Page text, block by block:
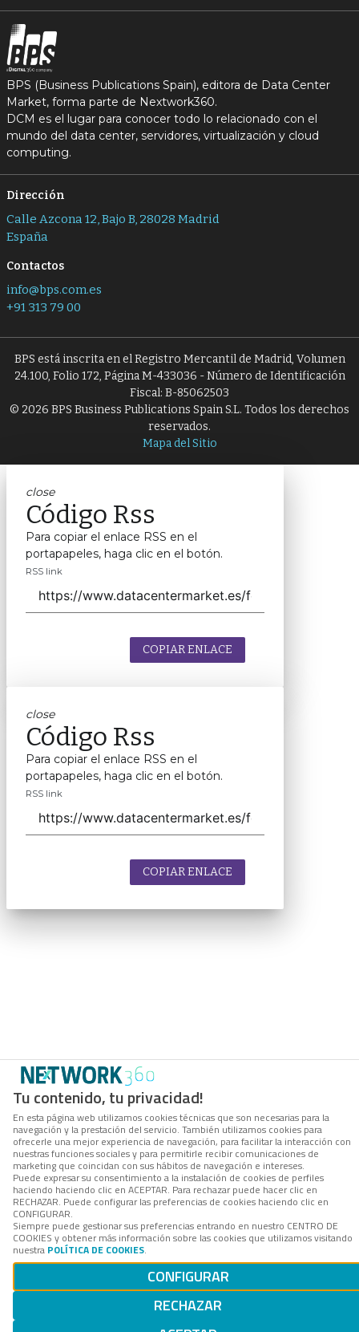
Tu contenido, tu privacidad!
En esta página web utilizamos cookies técnicas que son necesarias para la
navegación y la prestación del servicio. También utilizamos cookies para
ofrecerle una mejor experiencia de navegación, para facilitar la interacción con
nuestras funciones sociales y para permitirle recibir comunicaciones de
marketing que coincidan con sus hábitos de navegación e intereses.
Puede expresar su consentimiento a la instalación de cookies de perfiles
haciendo haciendo clic en ACEPTAR. Para rechazar puede hacer clic en
RECHAZAR. Puede configurar las preferencias de cookies haciendo clic en
CONFIGURAR.
Siempre puede gestionar sus preferencias entrando en nuestro CENTRO DE
COOKIES y obtener más información sobre las cookies que utilizamos visitando
nuestra POLÍTICA DE COOKIES.
CONFIGURAR
RECHAZAR
BPS (Business Publications Spain), editora de Data Center
Market, forma parte de Nextwork360.
DCM es el lugar para conocer todo lo relacionado con el
mundo del data center, servidores, virtualización y cloud
computing.
Dirección
Calle Azcona 12, Bajo B, 28028 Madrid
España
Contactos
info@bps.com.es
+91 313 79 00
BPS está inscrita en el Registro Mercantil de Madrid, Volumen
24.100, Folio 172, Página M-433036 - Número de Identificación
Fiscal: B-85062503
© 2026 BPS Business Publications Spain S.L. Todos los derechos
reservados.
Mapa del Sitio
close
Código Rss
Para copiar el enlace RSS en el
portapapeles, haga clic en el botón.
RSS link
COPIAR ENLACE
close
Código Rss
Para copiar el enlace RSS en el
portapapeles, haga clic en el botón.
RSS link
COPIAR ENLACE